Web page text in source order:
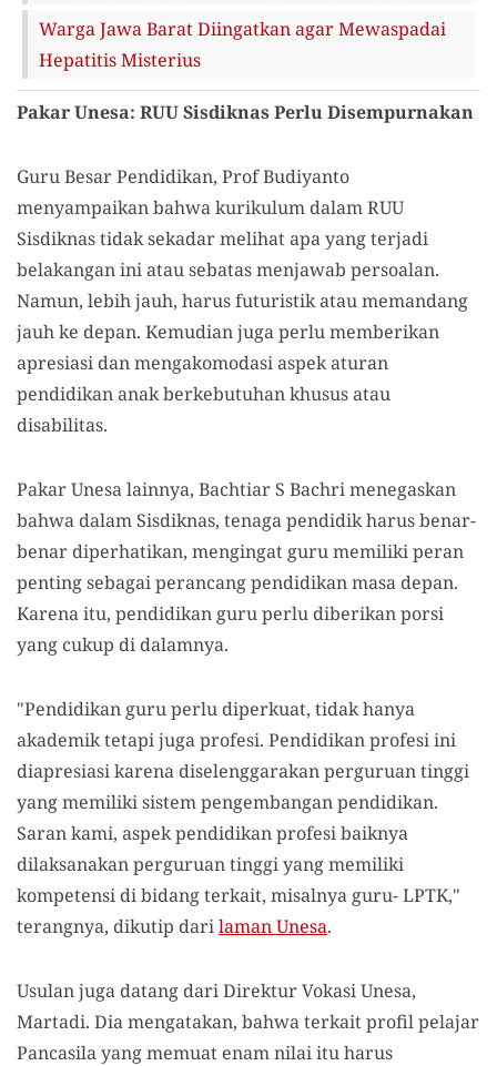
Warga Jawa Barat Diingatkan agar Mewaspadai
Hepatitis Misterius
Pakar Unesa: RUU Sisdiknas Perlu Disempurnakan
Guru Besar Pendidikan, Prof Budiyanto
menyampaikan bahwa kurikulum dalam RUU
Sisdiknas tidak sekadar melihat apa yang terjadi
belakangan ini atau sebatas menjawab persoalan.
Namun, lebih jauh, harus futuristik atau memandang
jauh ke depan. Kemudian juga perlu memberikan
apresiasi dan mengakomodasi aspek aturan
pendidikan anak berkebutuhan khusus atau
disabilitas.
Pakar Unesa lainnya, Bachtiar S Bachri menegaskan
bahwa dalam Sisdiknas, tenaga pendidik harus benar-
benar diperhatikan, mengingat guru memiliki peran
penting sebagai perancang pendidikan masa depan.
Karena itu, pendidikan guru perlu diberikan porsi
yang cukup di dalamnya.
"Pendidikan guru perlu diperkuat, tidak hanya
akademik tetapi juga profesi. Pendidikan profesi ini
diapresiasi karena diselenggarakan perguruan tinggi
yang memiliki sistem pengembangan pendidikan.
Saran kami, aspek pendidikan profesi baiknya
dilaksanakan perguruan tinggi yang memiliki
kompetensi di bidang terkait, misalnya guru- LPTK,"
terangnya, dikutip darilaman Unesa.
Usulan juga datang dari Direktur Vokasi Unesa,
Martadi. Dia mengatakan, bahwa terkait profil pelajar
Pancasila yang memuat enam nilai itu harus